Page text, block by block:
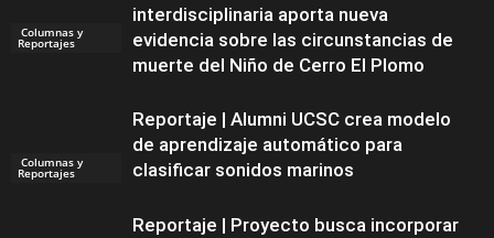
Columnas y
Reportajes
interdisciplinaria aporta nueva
evidencia sobre las circunstancias de
muerte del Niño de Cerro El Plomo
Columnas y
Reportajes
Reportaje | Alumni UCSC crea modelo
de aprendizaje automático para
clasificar sonidos marinos
Reportaje | Proyecto busca incorporar